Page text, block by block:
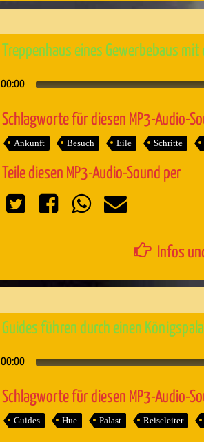
Treppenhaus eines Gewerbebaus
00:00
Schlagworte für diesen MP3-Audio-
Ankunft Besuch Eile Schritte
Teile diesen MP3-Audio-Sound per
Infos
Guides führen durch einen
00:00
Schlagworte für diesen MP3-Audio-
Guides Hue Palast Reiseleiter